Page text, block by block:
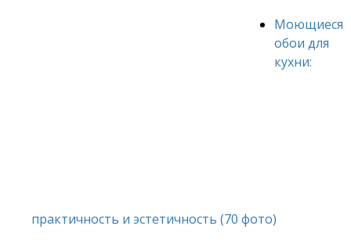
Моющиеся
обои для
кухни:
практичность и эстетичность (70 фото)